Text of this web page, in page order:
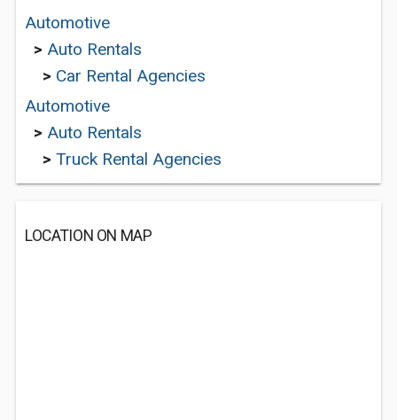
Automotive
> Auto Rentals
> Car Rental Agencies
Automotive
> Auto Rentals
> Truck Rental Agencies
LOCATION ON MAP